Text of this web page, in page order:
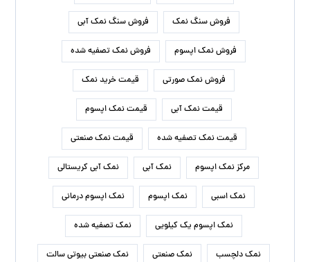
فروش سنگ نمک فروش سنگ نمک آبی
فروش نمک اپسوم فروش نمک تصفیه شده
فروش نمک صورتی قیمت خرید نمک
قیمت نمک آبی قیمت نمک اپسوم
قیمت نمک تصفیه شده قیمت نمک صنعتی
مرکز نمک اپسوم نمک آبی نمک آبی کریستالی
نمک اسبی نمک اپسوم نمک اپسوم درمانی
نمک اپسوم یک کیلویی نمک تصفیه شده
نمک دلچسب نمک صنعتی نمک صنعتی بیوتی سالت